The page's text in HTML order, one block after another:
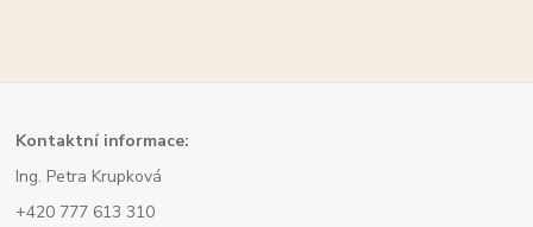
Kontaktní informace:
Ing. Petra Krupková
+420 777 613 310